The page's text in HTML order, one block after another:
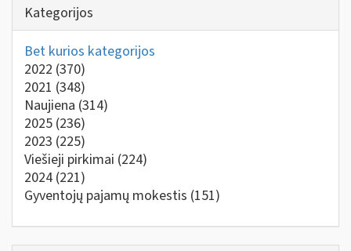
Kategorijos
Bet kurios kategorijos
2022 (370)
2021 (348)
Naujiena (314)
2025 (236)
2023 (225)
Viešieji pirkimai (224)
2024 (221)
Gyventojų pajamų mokestis (151)